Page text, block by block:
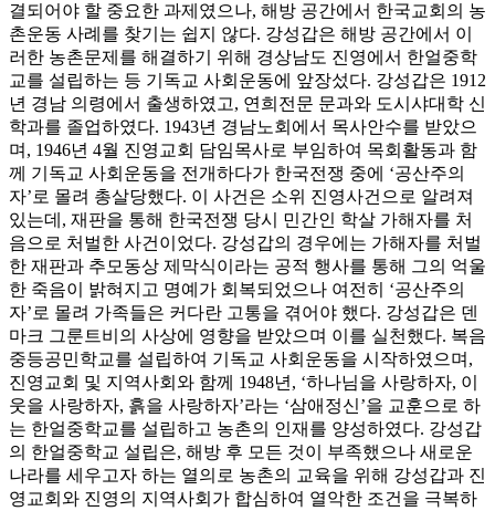
결되어야 할 중요한 과제였으나, 해방 공간에서 한국교회의 농
촌운동 사례를 찾기는 쉽지 않다. 강성갑은 해방 공간에서 이
러한 농촌문제를 해결하기 위해 경상남도 진영에서 한얼중학
교를 설립하는 등 기독교 사회운동에 앞장섰다. 강성갑은 1912
년 경남 의령에서 출생하였고, 연희전문 문과와 도시샤대학 신
학과를 졸업하였다. 1943년 경남노회에서 목사안수를 받았으
며, 1946년 4월 진영교회 담임목사로 부임하여 목회활동과 함
께 기독교 사회운동을 전개하다가 한국전쟁 중에 ‘공산주의
자’로 몰려 총살당했다. 이 사건은 소위 진영사건으로 알려져
있는데, 재판을 통해 한국전쟁 당시 민간인 학살 가해자를 처
음으로 처벌한 사건이었다. 강성갑의 경우에는 가해자를 처벌
한 재판과 추모동상 제막식이라는 공적 행사를 통해 그의 억울
한 죽음이 밝혀지고 명예가 회복되었으나 여전히 ‘공산주의
자’로 몰려 가족들은 커다란 고통을 겪어야 했다. 강성갑은 덴
마크 그룬트비의 사상에 영향을 받았으며 이를 실천했다. 복음
중등공민학교를 설립하여 기독교 사회운동을 시작하였으며,
진영교회 및 지역사회와 함께 1948년, ‘하나님을 사랑하자, 이
웃을 사랑하자, 흙을 사랑하자’라는 ‘삼애정신’을 교훈으로 하
는 한얼중학교를 설립하고 농촌의 인재를 양성하였다. 강성갑
의 한얼중학교 설립은, 해방 후 모든 것이 부족했으나 새로운
나라를 세우고자 하는 열의로 농촌의 교육을 위해 강성갑과 진
영교회와 진영의 지역사회가 합심하여 열악한 조건을 극복하